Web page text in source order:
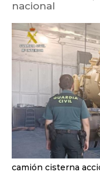
nacional
camión cisterna